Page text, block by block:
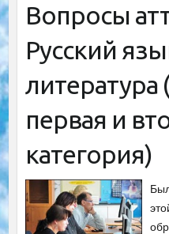
Вопросы
Русский
первая и
категория)